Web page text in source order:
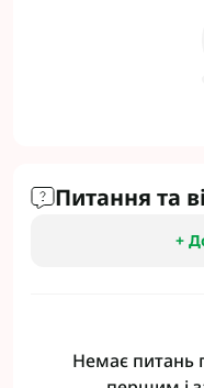
Питання та
+
Немає питань